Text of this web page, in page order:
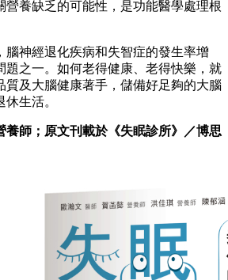
營養缺乏的可能性，是功能醫學處理根
腦神經退化疾病和失智症的發生率增
題之一。如何老得健康、老得快樂，就
質及大腦健康著手，儲備好足夠的大腦
生活。
養師 ；原文刊載於《失眠診所》
／博思